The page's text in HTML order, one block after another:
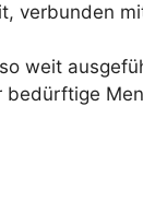
verbunden
weit